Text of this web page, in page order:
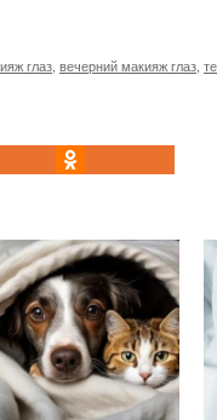
глаз вечерний макияж глаз